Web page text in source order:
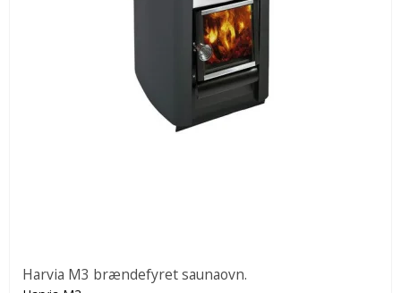
Harvia M3 brændefyret saunaovn.